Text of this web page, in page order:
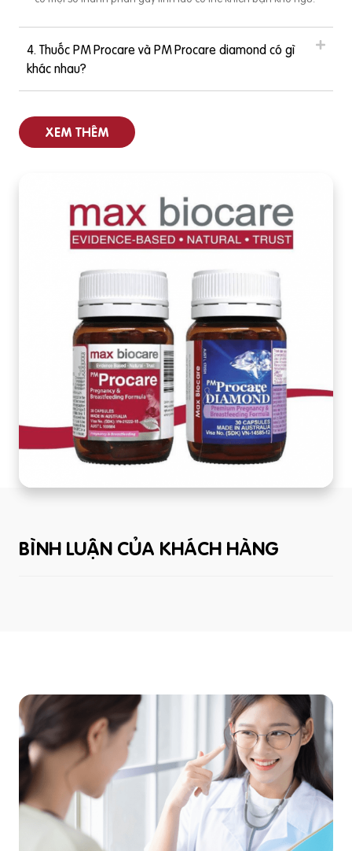
c viên tổng hợp dành
4. Thuốc PM Procare và PM Procare diamond có gì
khác nhau?
XEM THÊM
BÌNH LUẬN CỦA KHÁCH HÀNG